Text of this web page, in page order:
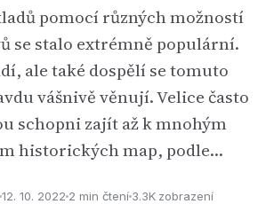
pomocí různých možností
se stalo extrémně populární.
ale také dospělí se tomuto
vášnivě věnují. Velice často
schopni zajít až k mnohým
historických map, podle…
12. 10. 2022 2 min čtení 3.3K zobrazení